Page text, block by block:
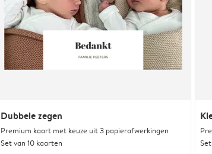
Dubbele zegen
Premium kaart met keuze uit 3 papierafwerkingen
Set van 10 kaarten